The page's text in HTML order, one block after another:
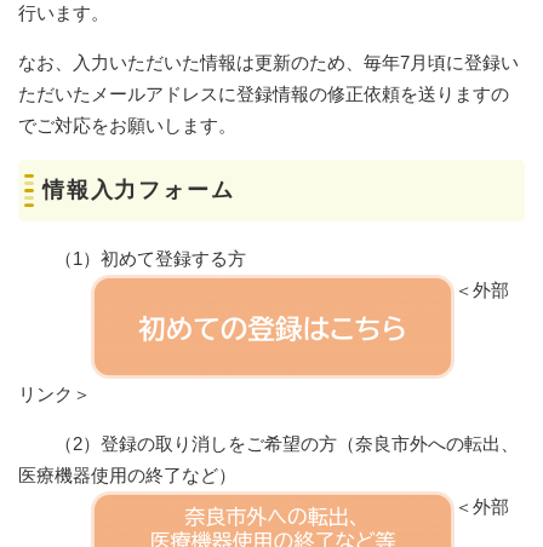
行います。
なお、入力いただいた情報は更新のため、毎年7月頃に登録い
ただいたメールアドレスに登録情報の修正依頼を送りますの
でご対応をお願いします。
情報入力フォーム
（1）初めて登録する方
＜外部
リンク＞
（2）登録の取り消しをご希望の方（奈良市外への転出、
医療機器使用の終了など）
＜外部